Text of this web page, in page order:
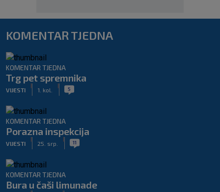
KOMENTAR TJEDNA
KOMENTAR TJEDNA
Trg pet spremnika
VIJESTI 1. kol. 5
KOMENTAR TJEDNA
Porazna inspekcija
VIJESTI 25. srp. 11
KOMENTAR TJEDNA
Bura u čaši limunade